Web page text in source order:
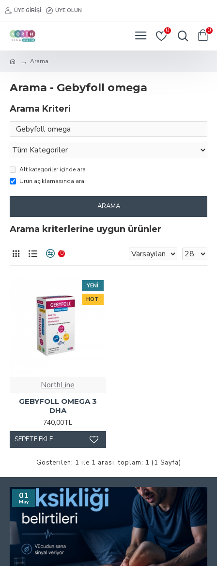
ÜYE GIRIŞI ÜYE OLUN
0 0
Arama
Arama - Gebyfoll omega
Arama Kriteri
Alt kategoriler içinde ara
Ürün açıklamasında ara.
ARAMA
Arama kriterlerine uygun ürünler
0
YENI
HOT
NorthLine
GEBYFOLL OMEGA 3
DHA
740,00TL
SEPETE EKLE
Gösterilen: 1 ile 1 arası, toplam: 1 (1 Sayfa)
01
May